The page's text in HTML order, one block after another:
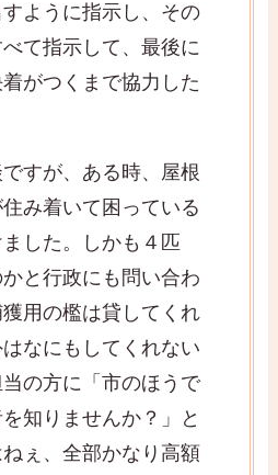
ように指示し、その
て指示して、最後に
がつくまで協力した
すが、ある時、屋根
み着いて困っている
した。しかも４匹
と行政にも問い合わ
用の檻は貸してくれ
なにもしてくれない
の方に「市のほうで
知りませんか？」と
ぇ、全部かなり高額